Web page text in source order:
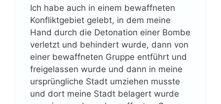
Ich habe auch in einem bewaffneten
Konfliktgebiet gelebt, in dem meine
Hand durch die Detonation einer Bombe
verletzt und behindert wurde, dann von
einer bewaffneten Gruppe entführt und
freigelassen wurde und dann in meine
ursprüngliche Stadt umziehen musste
und dort meine Stadt belagert wurde